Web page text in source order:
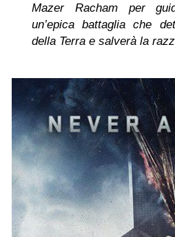
Mazer Racham per
un’epica battaglia che
della Terra e salverà la